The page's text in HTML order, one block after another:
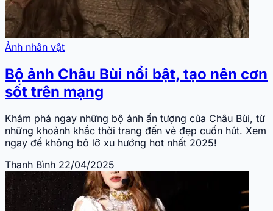
Ảnh nhân vật
Bộ ảnh Châu Bùi nổi bật, tạo nên cơn
sốt trên mạng
Khám phá ngay những bộ ảnh ấn tượng của Châu Bùi, từ
những khoảnh khắc thời trang đến vẻ đẹp cuốn hút. Xem
ngay để không bỏ lỡ xu hướng hot nhất 2025!
Thanh Bình 22/04/2025